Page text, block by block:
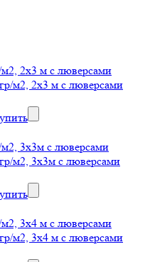
2х3 м с люверсами
3х3м с люверсами
3х4 м с люверсами